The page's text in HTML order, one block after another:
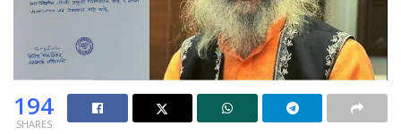
194
SHARES